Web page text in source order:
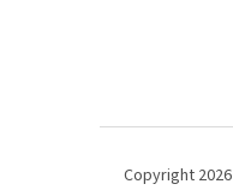
Copyright 2026